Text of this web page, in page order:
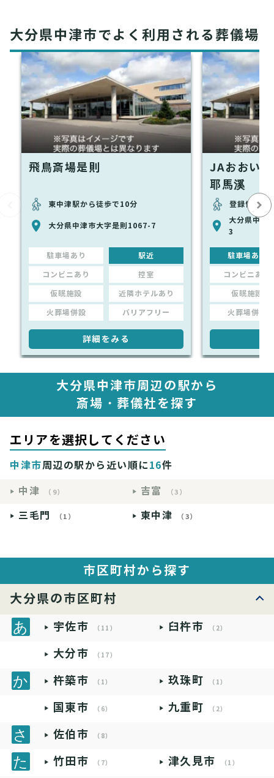
大分県中津市でよく利用される葬儀場
飛鳥斎場是則
東中津駅から徒歩で10分
大分県中津市大字是則1067-7
駐車場あり 駅近
コンビニあり 控室
仮眠施設 近隣ホテルあり
火葬場併設 バリアフリー
詳細をみる
JAおおい
耶馬溪
登録情報な
大分県中津
3
駐車場あり
コンビニあり
仮眠施設
火葬場併設
大分県中津市周辺の駅から
斎場・葬儀社を探す
エリアを選択してください
中津市周辺の駅から近い順に16件
中津
（9） 吉富 （3）
三毛門 （1） 東中津 （3）
市区町村から探す
大分県の市区町村
宇佐市 （11） 臼杵市 （2）
大分市 （17）
杵築市 （1） 玖珠町 （1）
国東市 （6） 九重町 （2）
佐伯市 （8）
竹田市 （7） 津久見市 （1）